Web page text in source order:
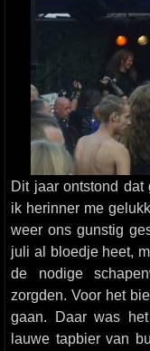
Dit jaar ontstond dat
ik herinner me
weer ons gunstig
juli al bloedje heet,
de nodige
zorgden. Voor het
gaan. Daar was
lauwe tapbier van